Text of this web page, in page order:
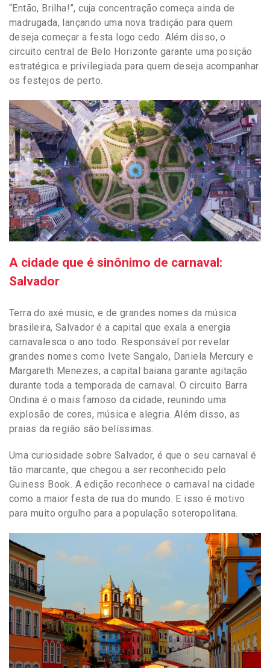
“Então, Brilha!”, cuja concentração começa ainda de
madrugada, lançando uma nova tradição para quem
deseja começar a festa logo cedo. Além disso, o
circuito central de Belo Horizonte garante uma posição
estratégica e privilegiada para quem deseja acompanhar
os festejos de perto.
A cidade que é sinônimo de carnaval:
Salvador
Terra do axé music, e de grandes nomes da música
brasileira, Salvador é a capital que exala a energia
carnavalesca o ano todo. Responsável por revelar
grandes nomes como Ivete Sangalo, Daniela Mercury e
Margareth Menezes, a capital baiana garante agitação
durante toda a temporada de carnaval. O circuito Barra
Ondina é o mais famoso da cidade, reunindo uma
explosão de cores, música e alegria. Além disso, as
praias da região são belíssimas.
Uma curiosidade sobre Salvador, é que o seu carnaval é
tão marcante, que chegou a ser reconhecido pelo
Guiness Book. A edição reconhece o carnaval na cidade
como a maior festa de rua do mundo. E isso é motivo
para muito orgulho para a população soteropolitana.